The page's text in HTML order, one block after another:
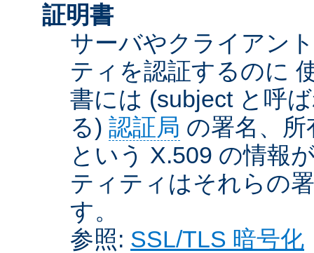
証明書
サーバやクライアン
ティを認証するのに
書には (subject と呼
る) 認証局 の署名、
という X.509 の情報
ティティはそれらの
す。
参照: SSL/TLS 暗号化